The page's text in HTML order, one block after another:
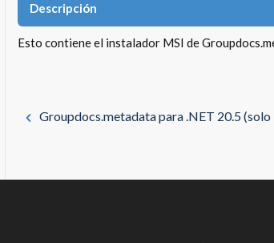
Descripción
Esto contiene el instalador MSI de
Groupdocs.metadata para .NET 20.5 (solo